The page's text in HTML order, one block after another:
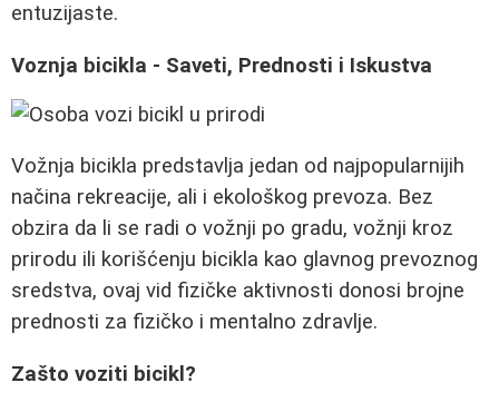
entuzijaste.
Voznja bicikla - Saveti, Prednosti i Iskustva
Vožnja bicikla predstavlja jedan od najpopularnijih
načina rekreacije, ali i ekološkog prevoza. Bez
obzira da li se radi o vožnji po gradu, vožnji kroz
prirodu ili korišćenju bicikla kao glavnog prevoznog
sredstva, ovaj vid fizičke aktivnosti donosi brojne
prednosti za fizičko i mentalno zdravlje.
Zašto voziti bicikl?